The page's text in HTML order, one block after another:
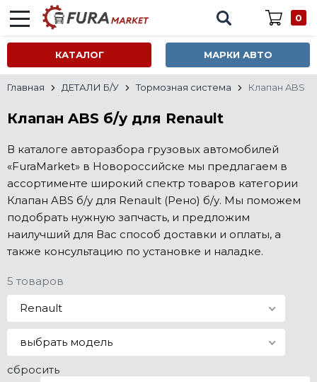
0
КАТАЛОГ МАРКИ АВТО
Главная ДЕТАЛИ Б/У Тормозная система Клапан ABS
Клапан ABS б/у для Renault
В каталоге авторазбора грузовых автомобилей
«FuraMarket» в Новороссийске мы предлагаем в
ассортименте широкий спектр товаров категории
Клапан ABS б/у для Renault (Рено) б/у. Мы поможем
подобрать нужную запчасть, и предложим
наилучший для Вас способ доставки и оплаты, а
также консультацию по установке и наладке.
5 товаров
Renault
выбрать модель
сбросить